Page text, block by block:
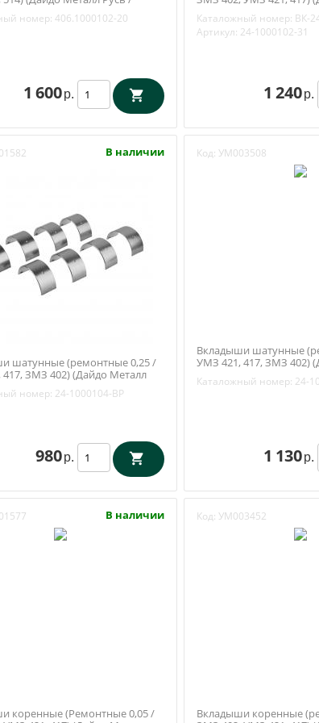
номер: 406.1000102-20
1 600 р.
Каталожный номер: ВК-
Артикул: 24-1000102-31
1 240 р.
В наличии
шатунные (ремонтные 0,25 /
ЗМЗ 402) (Дайдо Металл
номер: 24-1000104-ВР
980 р.
Код: УМ003508
Вкладыши шатунные
УМЗ 421, 417, ЗМЗ 402)
Каталожный номер: 24-
1 130 р.
В наличии
коренные (Ремонтные 0,05 /
Код: УМ003452
Вкладыши коренные